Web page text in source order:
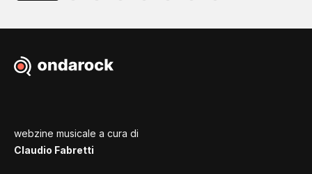
webzine musicale a cura di
Claudio Fabretti